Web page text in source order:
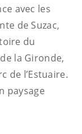
avec les
de Suzac,
du
la Gironde,
de l’Estuaire.
paysage